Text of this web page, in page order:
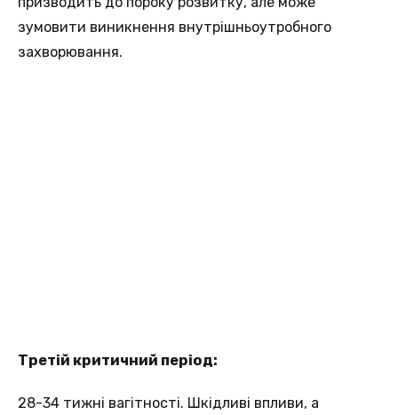
зумовити виникнення внутрішньоутробного
захворювання.
Третій критичний період:
28-34 тижні вагітності. Шкідливі впливи, а